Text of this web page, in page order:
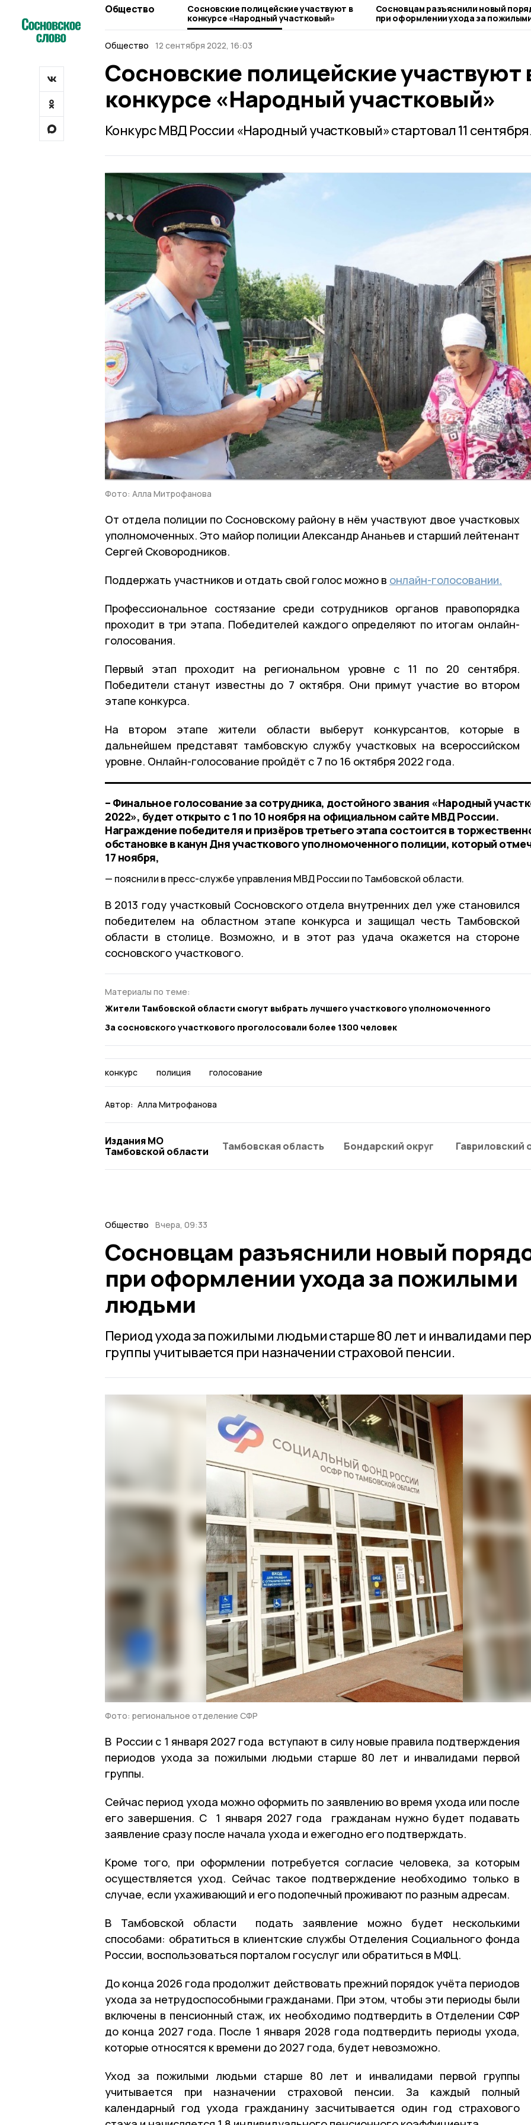
Общество
Сосновские полицейские участвуют в
конкурсе «Народный участковый»
Сосновцам разъяснили новый
при оформлении ухода за
людьми
Общество
12 сентября 2022, 16:03
Сосновские полицейские участвуют
конкурсе «Народный участковый»
Конкурс МВД России «Народный участковый» стартовал 11
Фото: Алла Митрофанова
От отдела полиции по Сосновскому району в нём участвуют двое участковых
уполномоченных. Это майор полиции Александр Ананьев и старший лейтенант
Сергей Сковородников.
Поддержать участников и отдать свой голос можно в онлайн-голосовании.
Профессиональное состязание среди сотрудников органов правопорядка
проходит в три этапа. Победителей каждого определяют по итогам онлайн-
голосования.
Первый этап проходит на региональном уровне с 11 по 20 сентября.
Победители станут известны до 7 октября. Они примут участие во втором
этапе конкурса.
На втором этапе жители области выберут конкурсантов, которые в
дальнейшем представят тамбовскую службу участковых на всероссийском
уровне. Онлайн-голосование пройдёт с 7 по 16 октября 2022 года.
– Финальное голосование за сотрудника, достойного звания «Народный
2022», будет открыто с 1 по 10 ноября на официальном сайте МВД России.
Награждение победителя и призёров третьего этапа состоится в
обстановке в канун Дня участкового уполномоченного полиции, который
17 ноября,
пояснили в пресс-службе управления МВД России по Тамбовской области.
В 2013 году участковый Сосновского отдела внутренних дел уже становился
победителем на областном этапе конкурса и защищал честь Тамбовской
области в столице. Возможно, и в этот раз удача окажется на стороне
сосновского участкового.
Материалы по теме:
Жители Тамбовской области смогут выбрать лучшего участкового уполномоченного
За сосновского участкового проголосовали более 1300 человек
конкурс полиция голосование
Автор: Алла Митрофанова
Издания МО
Тамбовской области
Тамбовская область Бондарский округ Гавриловский
Общество Вчера, 09:33
Сосновцам разъяснили новый
при оформлении ухода за пожилыми
людьми
Период ухода за пожилыми людьми старше 80 лет и инвалидами
группы учитывается при назначении страховой пенсии.
Фото: региональное отделение СФР
В России с 1 января 2027 года вступают в силу новые правила подтверждения
периодов ухода за пожилыми людьми старше 80 лет и инвалидами первой
группы.
Сейчас период ухода можно оформить по заявлению во время ухода или после
его завершения. С 1 января 2027 года гражданам нужно будет подавать
заявление сразу после начала ухода и ежегодно его подтверждать.
Кроме того, при оформлении потребуется согласие человека, за которым
осуществляется уход. Сейчас такое подтверждение необходимо только в
случае, если ухаживающий и его подопечный проживают по разным адресам.
В Тамбовской области подать заявление можно будет несколькими
способами: обратиться в клиентские службы Отделения Социального фонда
России, воспользоваться порталом госуслуг или обратиться в МФЦ.
До конца 2026 года продолжит действовать прежний порядок учёта периодов
ухода за нетрудоспособными гражданами. При этом, чтобы эти периоды были
включены в пенсионный стаж, их необходимо подтвердить в Отделении СФР
до конца 2027 года. После 1 января 2028 года подтвердить периоды ухода,
которые относятся к времени до 2027 года, будет невозможно.
Уход за пожилыми людьми старше 80 лет и инвалидами первой группы
учитывается при назначении страховой пенсии. За каждый полный
календарный год ухода гражданину засчитывается один год страхового